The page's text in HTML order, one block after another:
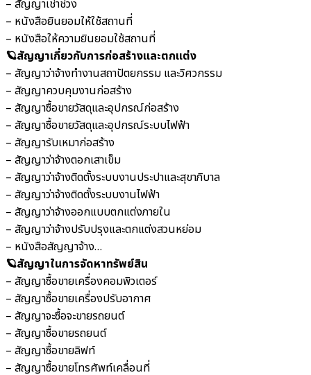
– สัญญาเช่าช่วง
– หนังสือยินยอมให้ใช้สถานที่
– หนังสือให้ความยินยอมใช้สถานที่
🪐สัญญาเกี่ยวกับการก่อสร้างและตกแต่ง
– สัญญาว่าจ้างทำงานสถาปัตยกรรม และวิศวกรรม
– สัญญาควบคุมงานก่อสร้าง
– สัญญาซื้อขายวัสดุและอุปกรณ์ก่อสร้าง
– สัญญาซื้อขายวัสดุและอุปกรณ์ระบบไฟฟ้า
– สัญญารับเหมาก่อสร้าง
– สัญญาว่าจ้างตอกเสาเข็ม
– สัญญาว่าจ้างติดตั้งระบบงานประปาและสุขาภิบาล
– สัญญาว่าจ้างติดตั้งระบบงานไฟฟ้า
– สัญญาว่าจ้างออกแบบตกแต่งภายใน
– สัญญาว่าจ้างปรับปรุงและตกแต่งสวนหย่อม
– หนังสือสัญญาจ้าง…
🪐สัญญาในการจัดหาทรัพย์สิน
– สัญญาซื้อขายเครื่องคอมพิวเตอร์
– สัญญาซื้อขายเครื่องปรับอากาศ
– สัญญาจะซื้อจะขายรถยนต์
– สัญญาซื้อขายรถยนต์
– สัญญาซื้อขายลิฟท์
– สัญญาซื้อขายโทรศัพท์เคลื่อนที่